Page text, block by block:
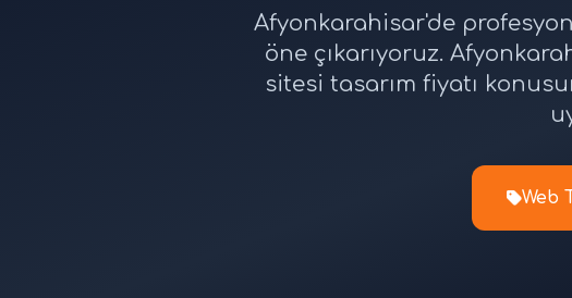
Afyonkarahisar'de
öne çıkarıyoruz.
sitesi tasarım fiyatı
Web